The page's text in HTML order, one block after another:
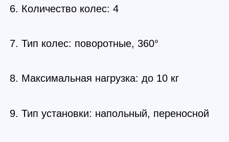
Количество колес: 4
Тип колес: поворотные, 360°
Максимальная нагрузка: до 10 кг
Тип установки: напольный, переносной